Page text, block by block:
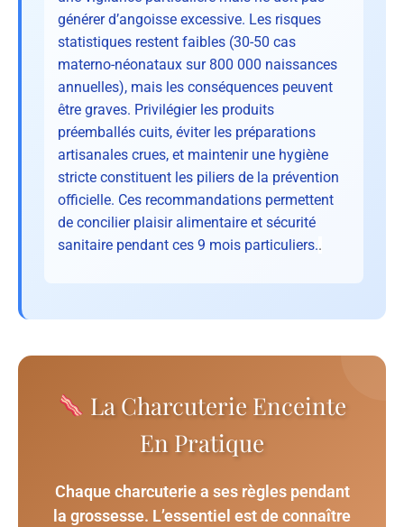
générer d’angoisse excessive. Les risques
statistiques restent faibles (30-50 cas
materno-néonataux sur 800 000 naissances
annuelles), mais les conséquences peuvent
être graves. Privilégier les produits
préemballés cuits, éviter les préparations
artisanales crues, et maintenir une hygiène
stricte constituent les piliers de la prévention
officielle. Ces recommandations permettent
de concilier plaisir alimentaire et sécurité
sanitaire pendant ces 9 mois particuliers..
La Charcuterie Enceinte
En Pratique
Chaque charcuterie a ses règles pendant
la grossesse. L’essentiel est de connaître